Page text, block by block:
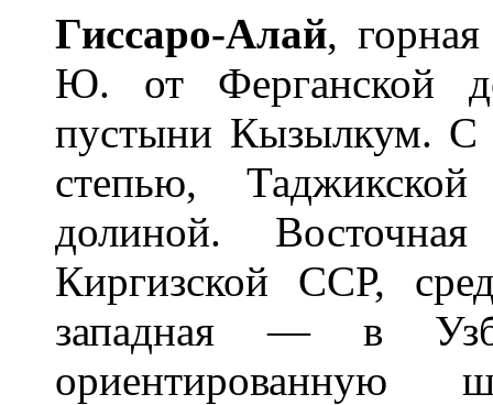
Гиссаро-Алай,
Ю. от Ферганской
пустыни Кызылкум. С
степью,
долиной.
Киргизской ССР,
западная — в
ориентированную